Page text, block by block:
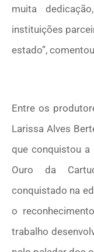
muita
instituições
estado”,
Entre os
Larissa Alves
que conquistou a
Ouro da
conquistado na
o
trabalho